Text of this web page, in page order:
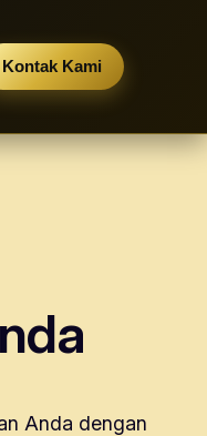
Kontak Kami
Anda dengan